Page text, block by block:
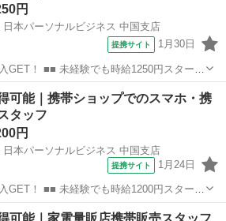
円
日本パーソナルビジネス 中国支店
提携サイト 1月30日
GET！ ■■ 未経験でも時給1250円スタート
登用制度もあるので、ゆくゆくは社員に
要！カンタン電話登
可能｜携帯ショップでのスマホ・携
タッフ
円
日本パーソナルビジネス 中国支店
提携サイト 1月24日
GET！ ■■ 未経験でも時給1200円スタート
登用制度もあるので、ゆくゆくは社員に